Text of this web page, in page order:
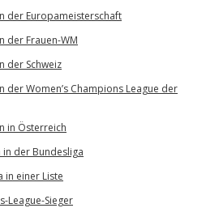
der Europameisterschaft
der Frauen-WM
der Schweiz
der Women’s Champions League der
in Österreich
der Bundesliga
in einer Liste
League-Sieger